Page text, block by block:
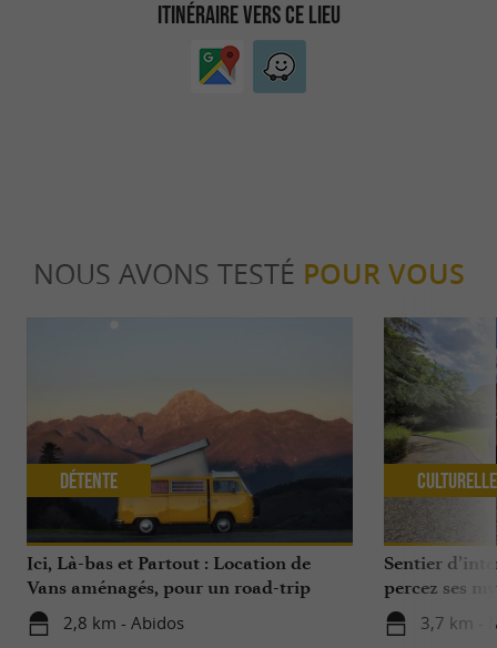
ITINÉRAIRE VERS CE LIEU
NOUS AVONS TESTÉ POUR VOUS
Ici, Là-bas et Partout : Location de
Vans aménagés, pour un road-trip
dans les Pyrénées, au Pays Basque ou
dans le Béarn
2,8 km - Abidos
Détente
Sentier
percez ses
3,7 km -
Culturelle